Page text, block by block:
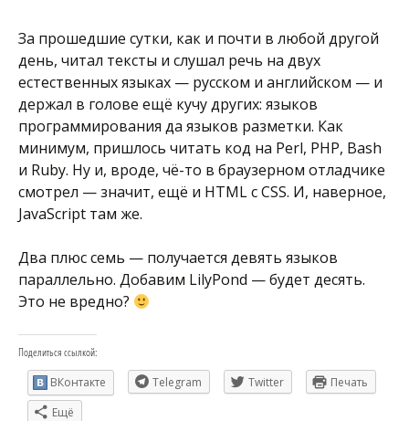
За прошедшие сутки, как и почти в любой другой
день, читал тексты и слушал речь на двух
естественных языках — русском и английском — и
держал в голове ещё кучу других: языков
программирования да языков разметки. Как
минимум, пришлось читать код на Perl, PHP, Bash
и Ruby. Ну и, вроде, чё-то в браузерном отладчике
смотрел — значит, ещё и HTML с CSS. И, наверное,
JavaScript там же.
Два плюс семь — получается девять языков
параллельно. Добавим LilyPond — будет десять.
Это не вредно?
Поделиться ссылкой:
ВКонтакте
Telegram Twitter
Печать
Ещё